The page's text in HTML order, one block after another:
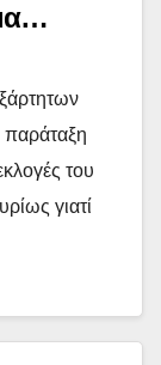
του
γιατί